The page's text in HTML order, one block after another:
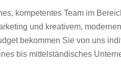
kompetentes Team im
und kreativem,
bekommen Sie von uns
bis mittelständisches